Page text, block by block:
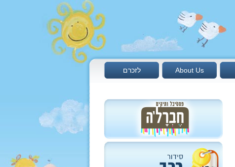
לזכרם About Us